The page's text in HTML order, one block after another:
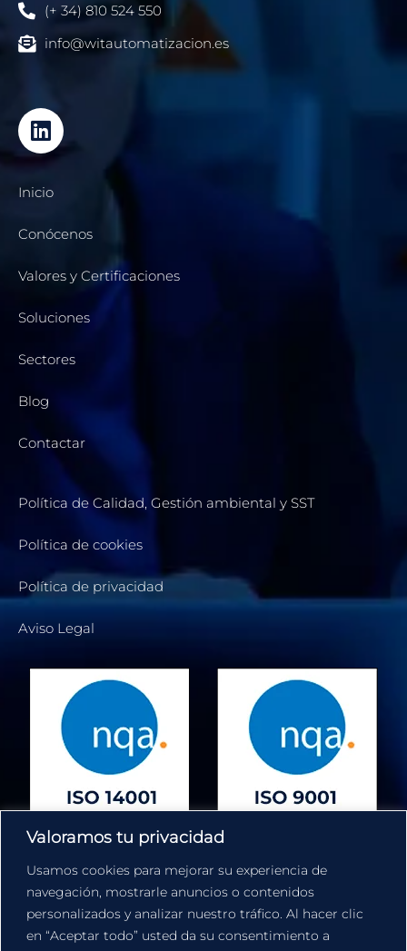
Valoramos tu privacidad
Usamos cookies para mejorar su experiencia de
navegación, mostrarle anuncios o contenidos
personalizados y analizar nuestro tráfico. Al hacer clic
en “Aceptar todo” usted da su consentimiento a
(+ 34) 810 524 550
info@witautomatizacion.es
Inicio
Conócenos
Valores y Certificaciones
Soluciones
Sectores
Blog
Contactar
Política de Calidad, Gestión ambiental y SST
Política de cookies
Política de privacidad
Aviso Legal
©2023 WIT AUTOMATIZACIÓN. Diseño web:Starenlared